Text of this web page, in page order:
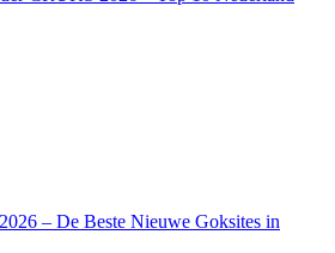
– De Beste Nieuwe Goksites in